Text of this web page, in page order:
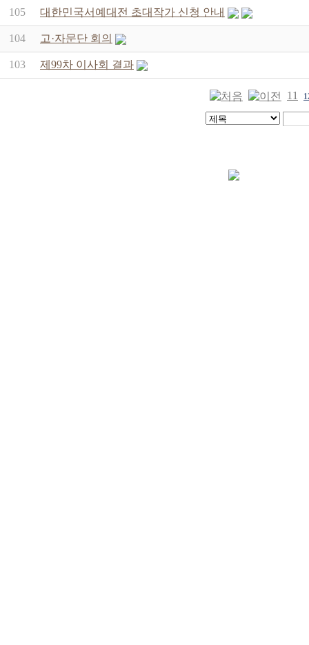
105 대한민국서예대전 초대작가 신청 안내
104 고·자문단 회의
103 제99차 이사회 결과
11